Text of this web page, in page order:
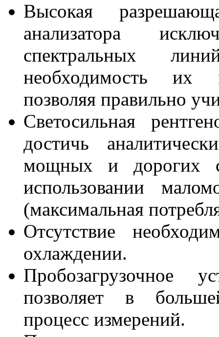
Высокая
анализатора
спектральных
необходимость их
позволяя правильно
Светосильная
достичь
мощных и дорогих
использовании
(максимальная
Отсутствие
охлаждении.
Пробозагрузочное
позволяет в
процесс измерений.